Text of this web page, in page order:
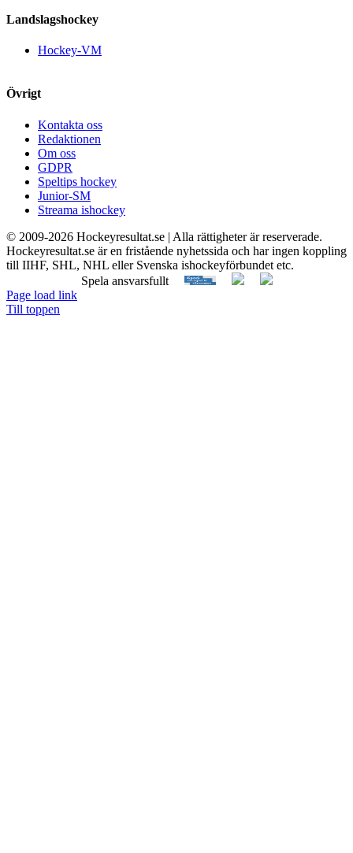
Landslagshockey
Hockey-VM
Övrigt
Kontakta oss
Redaktionen
Om oss
GDPR
Speltips hockey
Junior-SM
Streama ishockey
© 2009-2026 Hockeyresultat.se | Alla rättigheter är reserverade.
Hockeyresultat.se är en fristående nyhetssida och har ingen koppling
till IIHF, SHL, NHL eller Svenska ishockeyförbundet etc.
Spela ansvarsfullt
Page load link
Till toppen